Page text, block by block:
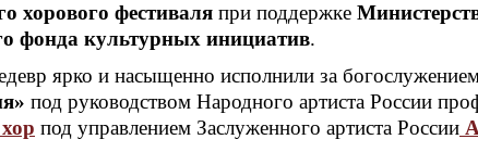
хорового фестиваля при поддержке
фонда культурных инициатив.
ярко и насыщенно исполнили за
под руководством Народного артиста России
под управлением Заслуженного артиста России